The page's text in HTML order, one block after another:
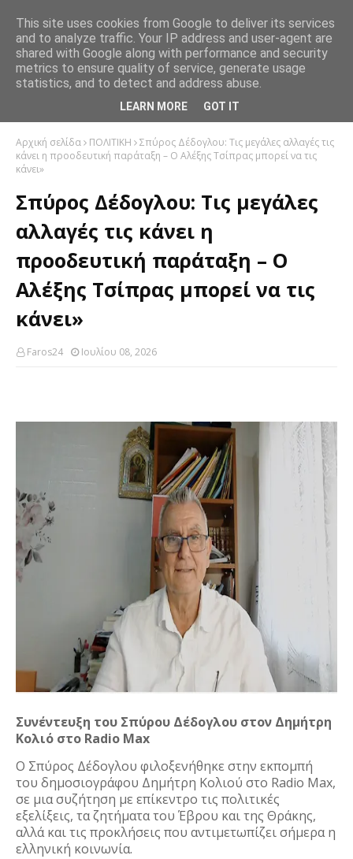
Αρχική σελίδα ΠΟΛΙΤΙΚΗ
Σπύρος Δέδογλου: Τις μεγάλες αλλαγές τις
κάνει η προοδευτική παράταξη – Ο Αλέξης Τσίπρας μπορεί να τις
κάνει»
Σπύρος Δέδογλου: Τις μεγάλες
αλλαγές τις κάνει η
προοδευτική παράταξη – Ο
Αλέξης Τσίπρας μπορεί να τις
κάνει»
Faros24 Ιουλίου 08, 2026
Συνέντευξη του Σπύρου Δέδογλου στον Δημήτρη
Κολιό στο Radio Max
Ο Σπύρος Δέδογλου φιλοξενήθηκε στην εκπομπή
του δημοσιογράφου Δημήτρη Κολιού στο Radio Max,
σε μια συζήτηση με επίκεντρο τις πολιτικές
εξελίξεις, τα ζητήματα του Έβρου και της Θράκης,
αλλά και τις προκλήσεις που αντιμετωπίζει σήμερα η
ελληνική κοινωνία.
This site uses cookies from Google to deliver its services
and to analyze traffic. Your IP address and user-agent are
shared with Google along with performance and security
metrics to ensure quality of service, generate usage
statistics, and to detect and address abuse.
LEARN MORE GOT IT